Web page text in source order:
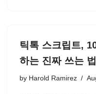
틱톡 스크립트,
하는 진짜 쓰는 법
by Harold Ramirez